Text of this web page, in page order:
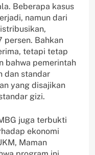
Beberapa kasus
namun dari
persen. Bahkan
tetapi tetap
bahwa pemerintah
dan standar
yang disajikan
gizi.
juga terbukti
ekonomi
Maman